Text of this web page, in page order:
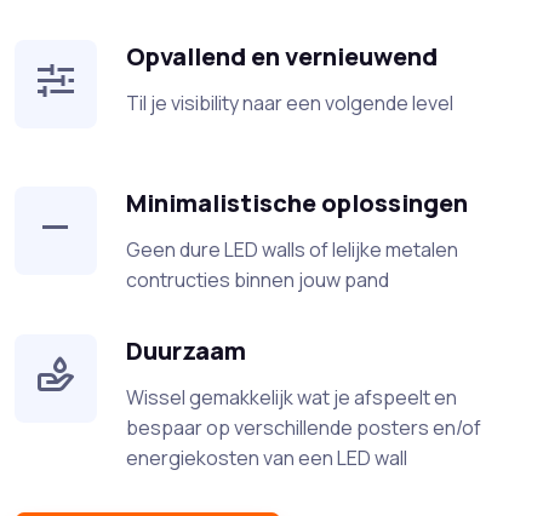
Opvallend en vernieuwend
Til je visibility naar een volgende level
Minimalistische oplossingen
Geen dure LED walls of lelijke metalen
contructies binnen jouw pand
Duurzaam
Wissel gemakkelijk wat je afspeelt en
bespaar op verschillende posters en/of
energiekosten van een LED wall